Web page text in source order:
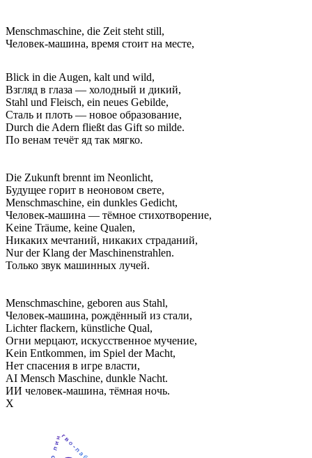
Menschmaschine, die Zeit steht still,
Человек-машина, время стоит на месте,
Blick in die Augen, kalt und wild,
Взгляд в глаза — холодный и дикий,
Stahl und Fleisch, ein neues Gebilde,
Сталь и плоть — новое образование,
Durch die Adern fließt das Gift so milde.
По венам течёт яд так мягко.
Die Zukunft brennt im Neonlicht,
Будущее горит в неоновом свете,
Menschmaschine, ein dunkles Gedicht,
Человек-машина — тёмное стихотворение,
Keine Träume, keine Qualen,
Никаких мечтаний, никаких страданий,
Nur der Klang der Maschinenstrahlen.
Только звук машинных лучей.
Menschmaschine, geboren aus Stahl,
Человек-машина, рождённый из стали,
Lichter flackern, künstliche Qual,
Огни мерцают, искусственное мучение,
Kein Entkommen, im Spiel der Macht,
Нет спасения в игре власти,
AI Mensch Maschine, dunkle Nacht.
ИИ человек-машина, тёмная ночь.
Х